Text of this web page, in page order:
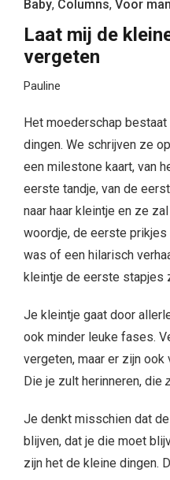
Baby, Columns, Voor
Laat mij de
vergeten
Pauline
Het moederschap
dingen. We schrijven ze
een milestone kaart, van
eerste tandje, van de
naar haar kleintje en ze
woordje, de eerste
was of een hilarisch
kleintje de eerste stapjes
Je kleintje gaat door
ook minder leuke fases.
vergeten, maar er zijn
Die je zult herinneren, die
Je denkt misschien dat
blijven, dat je die moet
zijn het de kleine dingen.